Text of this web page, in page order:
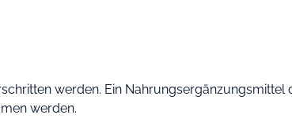
werden. Ein
werden.